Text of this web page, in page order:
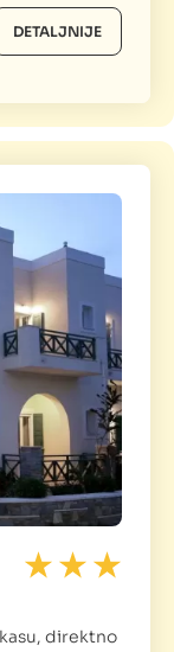
DETALJNIJE
direktno